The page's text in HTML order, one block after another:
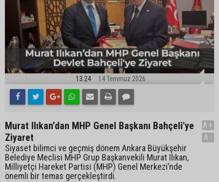
13:24 14 Temmuz 2026
Murat Ilıkan’dan MHP Genel Başkanı Bahçeli'ye
Ziyaret
Siyaset bilimci ve geçmiş dönem Ankara Büyükşehir
Belediye Meclisi MHP Grup Başkanvekili Murat Ilıkan,
Milliyetçi Hareket Partisi (MHP) Genel Merkezi’nde
önemli bir temas gerçekleştirdi.
A+
A-